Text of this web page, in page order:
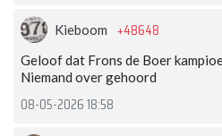
Kieboom +48648
Geloof dat Frons de Boer
Niemand over gehoord
08-05-2026 18:58